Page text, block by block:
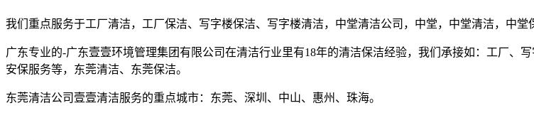
我们重点服务于工厂清洁，工厂保洁、写字楼保洁、写字楼清洁，中堂清洁公司，中堂，中堂清洁，中堂
广东专业的-广东壹壹环境管理集团有限公司在清洁行业里有18年的清洁保洁经验，我们承接如：工厂、
安保服务等，东莞清洁、东莞保洁。
东莞清洁公司壹壹清洁服务的重点城市：东莞、深圳、中山、惠州、珠海。